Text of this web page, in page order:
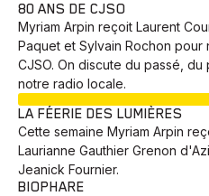
80 ANS DE CJSO
Myriam Arpin reçoit Laurent
Paquet et Sylvain Rochon
CJSO. On discute du passé,
notre radio locale.
LA FÉERIE DES LUMIÈRES
Cette semaine Myriam Arpin
Laurianne Gauthier Grenon
Jeanick Fournier.
BIOPHARE